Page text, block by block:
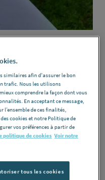
DIFF.493
08]
similaires afin d'assurer le bon
trafic. Nous les utilisons
comprendre la façon dont vous
En acceptant ce message,
de ces finalités,
cookies et notre Politique de
vos préférences à partir de
politique de cookies Voir notre
tous les cookies